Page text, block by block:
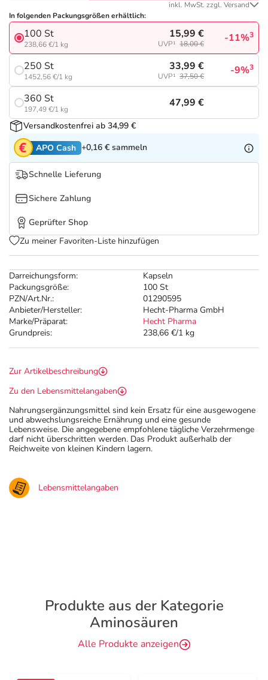
Tierapotheke
Vitamine & Mineralstoffe
Marken
Salus Deals
Darreichungsform:
Kapseln
Packungsgröße:
100 St
PZN/Art.Nr.:
01290595
Anbieter/Hersteller:
Hecht-Pharma GmbH
Marke/Präparat:
Hecht Pharma
Grundpreis:
238,66 €/1 kg
inkl. MwSt. zzgl. Versand
In folgenden Packungsgrößen erhältlich:
100 St
238,66 €/1 kg
15,99 €
UVP¹ 18,00 € -11%3
250 St
1452,56 €/1 kg
33,99 €
UVP¹ 37,50 € -9%3
360 St
197,49 €/1 kg
47,99 €
Versandkostenfrei ab 34,99 €
APO Cash +0,16 € sammeln
Schnelle Lieferung
Sichere Zahlung
Geprüfter Shop
Zu meiner Favoriten-Liste hinzufügen
Zur Artikelbeschreibung
Zu den Lebensmittelangaben
Nahrungsergänzungsmittel sind kein Ersatz für eine ausgewogene
und abwechslungsreiche Ernährung und eine gesunde
Lebensweise. Die angegebene empfohlene tägliche Verzehrmenge
darf nicht überschritten werden. Das Produkt außerhalb der
Reichweite von kleinen Kindern lagern.
Lebensmittelangaben
Produkte aus der Kategorie
Aminosäuren
Alle Produkte anzeigen